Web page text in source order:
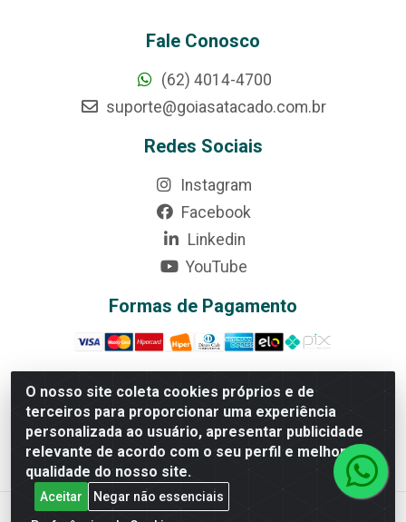
O nosso site coleta cookies próprios e de
terceiros para proporcionar uma experiência
personalizada ao usuário, apresentar publicidade
relevante de acordo com o seu perfil e melhorar a
qualidade do nosso site.
Aceitar
Negar não essenciais
Fale Conosco
(62) 4014-4700
suporte@goiasatacado.com.br
Redes Sociais
Instagram
Facebook
Linkedin
YouTube
Formas de Pagamento
Rede Brasil - Avenida Universitária, nº 3860, Jardim das
Américas II Etapa - Anápolis/GO - CEP 75070-415 -
CNPJ 07.728.073/0002-24